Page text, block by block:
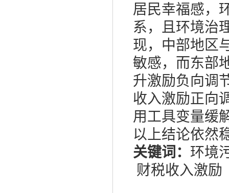
居民幸福感，
系，且环境治
现，中部地区
敏感，而东部
升激励负向调
收入激励正向
用工具变量缓
以上结论依然
关键词： 环境
财税收入激励